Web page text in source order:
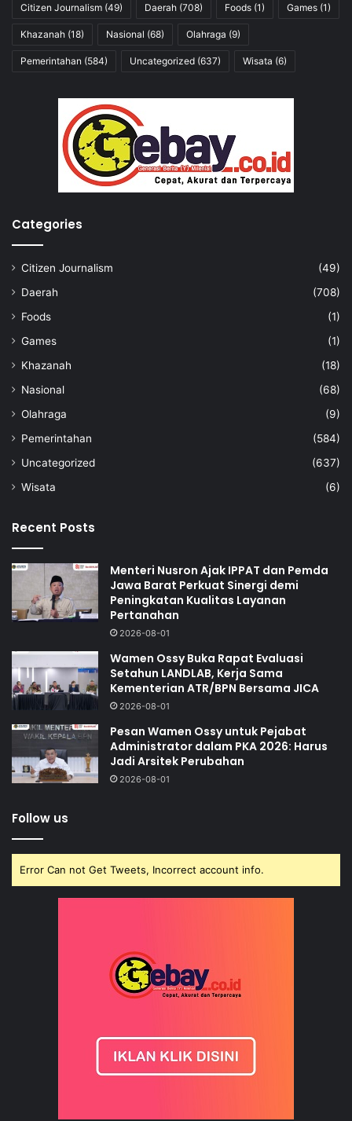
Citizen Journalism (49) Daerah (708) Foods (1) Games (1)
Khazanah (18) Nasional (68) Olahraga (9)
Pemerintahan (584) Uncategorized (637) Wisata (6)
Categories
Citizen Journalism
(49)
Daerah
(708)
Foods
(1)
Games
(1)
Khazanah
(18)
Nasional
(68)
Olahraga
(9)
Pemerintahan
(584)
Uncategorized
(637)
Wisata
(6)
Recent Posts
Menteri Nusron Ajak IPPAT dan Pemda
Jawa Barat Perkuat Sinergi demi
Peningkatan Kualitas Layanan
Pertanahan
2026-08-01
Wamen Ossy Buka Rapat Evaluasi
Setahun LANDLAB, Kerja Sama
Kementerian ATR/BPN Bersama JICA
2026-08-01
Pesan Wamen Ossy untuk Pejabat
Administrator dalam PKA 2026: Harus
Jadi Arsitek Perubahan
2026-08-01
Follow us
Error Can not Get Tweets, Incorrect account info.